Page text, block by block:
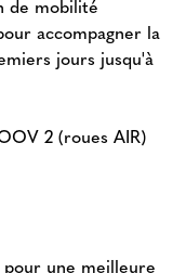
de mobilité
accompagner la
jours jusqu'à
2 (roues AIR)
pour une meilleure